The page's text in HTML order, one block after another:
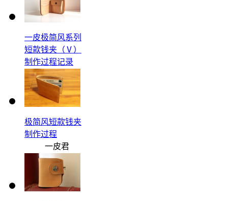
一皮极简风系列
短款钱夹（Ⅴ）
制作过程记录
一皮君
极简风短款钱夹
制作过程
一皮君